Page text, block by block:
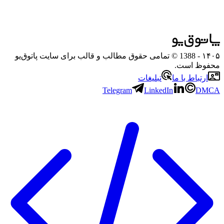
۱۴۰۵
- 1388 © تمامی حقوق مطالب و قالب برای سایت پاتوق‌یو
محفوظ است.
ارتباط با ما
تبلیغات
Telegram
LinkedIn DMCA